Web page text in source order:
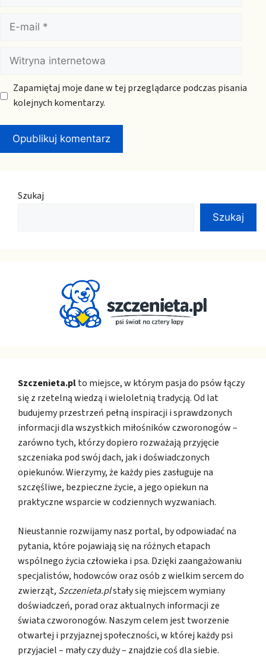
mail
Witryna
internetowa
Zapamiętaj moje dane w tej przeglądarce podczas pisania
kolejnych komentarzy.
Szukaj
Szukaj
Szczenieta.plto miejsce, w którym pasja do psów łączy
się z rzetelną wiedzą i wieloletnią tradycją. Od lat
budujemy przestrzeń pełną inspiracji i sprawdzonych
informacji dla wszystkich miłośników czworonogów –
zarówno tych, którzy dopiero rozważają przyjęcie
szczeniaka pod swój dach, jak i doświadczonych
opiekunów. Wierzymy, że każdy pies zasługuje na
szczęśliwe, bezpieczne życie, a jego opiekun na
praktyczne wsparcie w codziennych wyzwaniach.
Nieustannie rozwijamy nasz portal, by odpowiadać na
pytania, które pojawiają się na różnych etapach
wspólnego życia człowieka i psa. Dzięki zaangażowaniu
specjalistów, hodowców oraz osób z wielkim sercem do
zwierząt, Szczenieta.plstały się miejscem wymiany
doświadczeń, porad oraz aktualnych informacji ze
świata czworonogów. Naszym celem jest tworzenie
otwartej i przyjaznej społeczności, w której każdy psi
przyjaciel – mały czy duży – znajdzie coś dla siebie.